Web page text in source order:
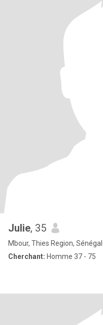
Julie, 35
Mbour, Thies Region, Sénégal
Cherchant: Homme 37 - 75